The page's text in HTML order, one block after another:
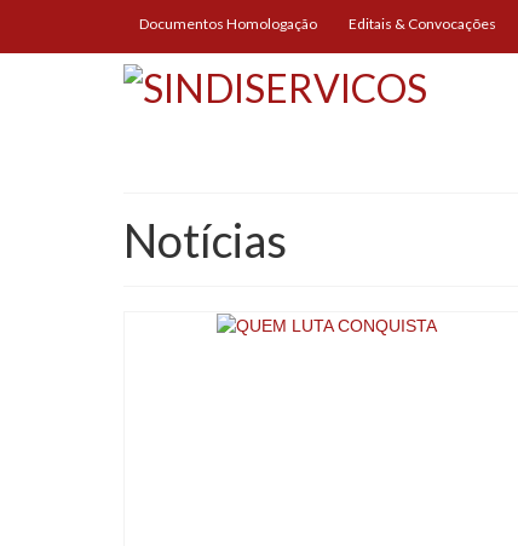
Documentos Homologação Editais & Convocações
Notícias